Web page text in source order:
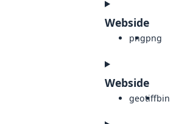
Webside
pngpng
Webside
geotiffbin